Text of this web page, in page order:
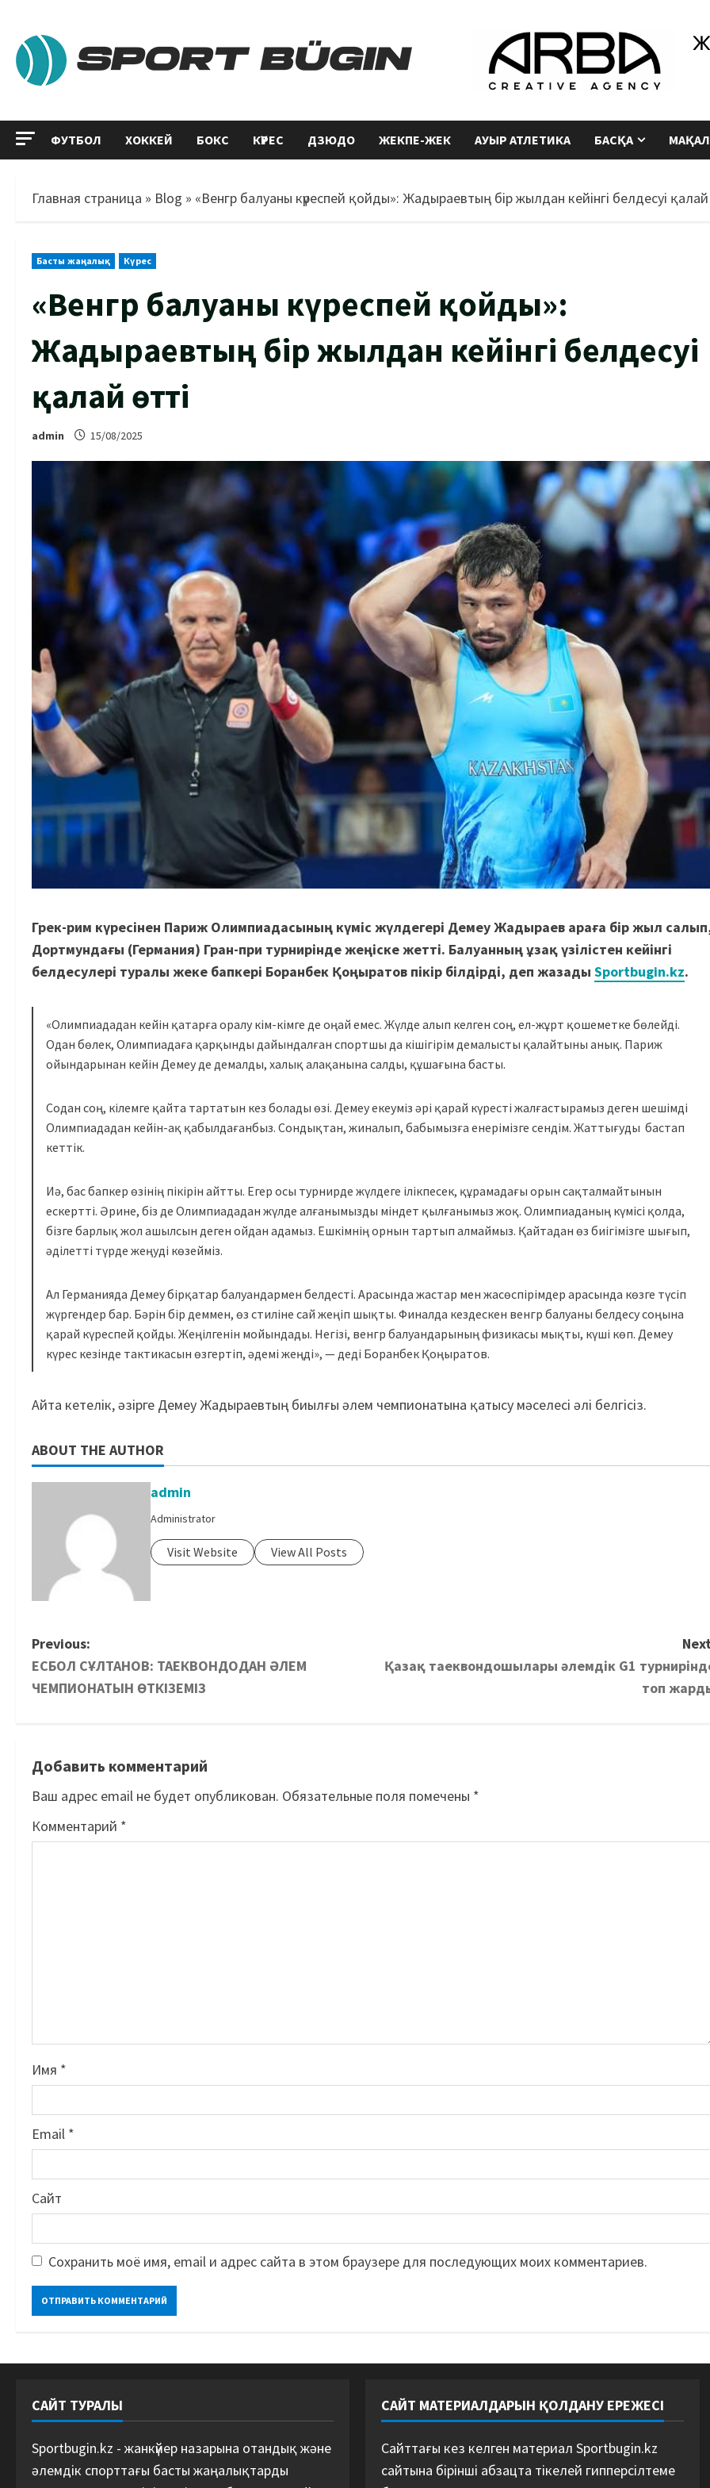
ФУТБОЛ ХОККЕЙ БОКС КҮРЕС ДЗЮДО ЖЕКПЕ-ЖЕК АУЫР АТЛЕТИКА БАСҚА
Главная страница » Blog » «Венгр балуаны күреспей қойды»: Жадыраевтың бір жылдан кейінгі белдесуі қалай
Басты жаңалық Күрес
«Венгр балуаны күреспей қойды»:
Жадыраевтың бір жылдан кейінгі белдесуі
қалай өтті
admin 15/08/2025
Грек-рим күресінен Париж Олимпиадасының күміс жүлдегері Демеу Жадыраев араға бір жыл
Дортмундағы (Германия) Гран-при турнирінде жеңіске жетті. Балуанның ұзақ үзілістен кейінгі
белдесулері туралы жеке бапкері Боранбек Қоңыратов пікір білдірді, деп жазады Sportbugin.kz.
«Олимпиададан кейін қатарға оралу кім-кімге де оңай емес. Жүлде алып келген соң, ел-жұрт қошеметке бөлейді.
Одан бөлек, Олимпиадаға қарқынды дайындалған спортшы да кішігірім демалысты қалайтыны анық. Париж
ойындарынан кейін Демеу де демалды, халық алақанына салды, құшағына басты.
Содан соң, кілемге қайта тартатын кез болады өзі. Демеу екеуміз әрі қарай күресті жалғастырамыз деген шешімді
Олимпиададан кейін-ақ қабылдағанбыз. Сондықтан, жиналып, бабымызға енерімізге сендім. Жаттығуды бастап
кеттік.
Иә, бас бапкер өзінің пікірін айтты. Егер осы турнирде жүлдеге ілікпесек, құрамадағы орын сақталмайтынын
ескертті. Әрине, біз де Олимпиададан жүлде алғанымызды міндет қылғанымыз жоқ. Олимпиаданың күмісі қолда,
бізге барлық жол ашылсын деген ойдан адамыз. Ешкімнің орнын тартып алмаймыз. Қайтадан өз биігімізге шығып,
әділетті түрде жеңуді көзейміз.
Ал Германияда Демеу бірқатар балуандармен белдесті. Арасында жастар мен жасөспірімдер арасында көзге түсіп
жүргендер бар. Бәрін бір деммен, өз стиліне сай жеңіп шықты. Финалда кездескен венгр балуаны белдесу соңына
қарай күреспей қойды. Жеңілгенін мойындады. Негізі, венгр балуандарының физикасы мықты, күші көп. Демеу
күрес кезінде тактикасын өзгертіп, әдемі жеңді», — деді Боранбек Қоңыратов.
Айта кетелік, әзірге Демеу Жадыраевтың биылғы әлем чемпионатына қатысу мәселесі әлі белгісіз.
ABOUT THE AUTHOR
admin
Administrator
Visit Website View All Posts
Previous:
ЕСБОЛ СҰЛТАНОВ: ТАЕКВОНДОДАН ӘЛЕМ
ЧЕМПИОНАТЫН ӨТКІЗЕМІЗ
Қазақ таеквондошылары әлемдік G1
топ
Добавить комментарий
Ваш адрес email не будет опубликован. Обязательные поля помечены *
Комментарий *
Имя *
Email *
Сайт
Сохранить моё имя, email и адрес сайта в этом браузере для последующих моих комментариев.
САЙТ ТУРАЛЫ
Sportbugin.kz - жанкүйер назарына отандық және
әлемдік спорттағы басты жаңалықтарды
САЙТ МАТЕРИАЛДАРЫН ҚОЛДАНУ ЕРЕЖЕСІ
Сайттағы кез келген материал Sportbugin.kz
сайтына бірінші абзацта тікелей гипперсілтеме